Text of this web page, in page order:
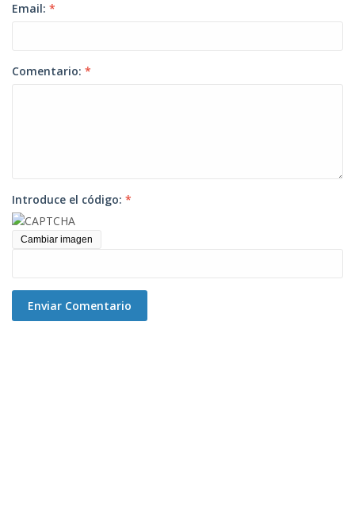
Email: *
Comentario: *
Introduce el código: *
Cambiar imagen
Enviar Comentario